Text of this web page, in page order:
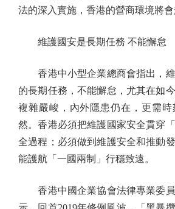
法的深入實施，香港的營商環境將會
維護國安是長期任務 不能懈怠
香港中小型企業總商會指出，維
的長期任務，不能懈怠，尤其在如
複雜嚴峻，內外隱患仍在，更需
然。香港必須把維護國家安全貫穿
全過程；必須做到維護安全和推動
能護航「一國兩制」行穩致遠。
香港中國企業協會法律專業委員